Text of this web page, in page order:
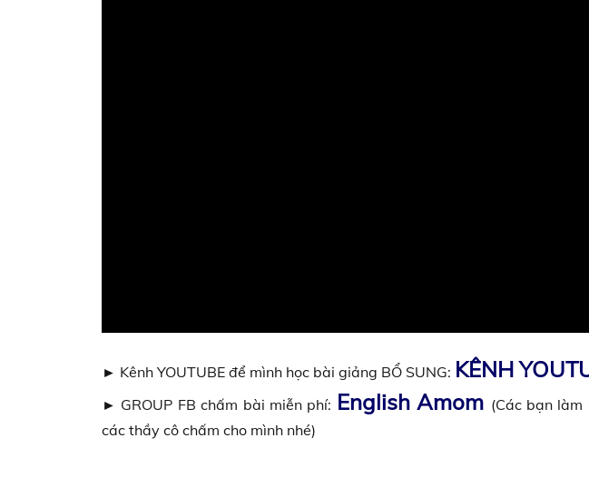
► Kênh YOUTUBE để mình học bài giảng BỔ SUNG: KÊNH
► GROUP FB chấm bài miễn phí: English Amom (Các bạn
các thầy cô chấm cho mình nhé)